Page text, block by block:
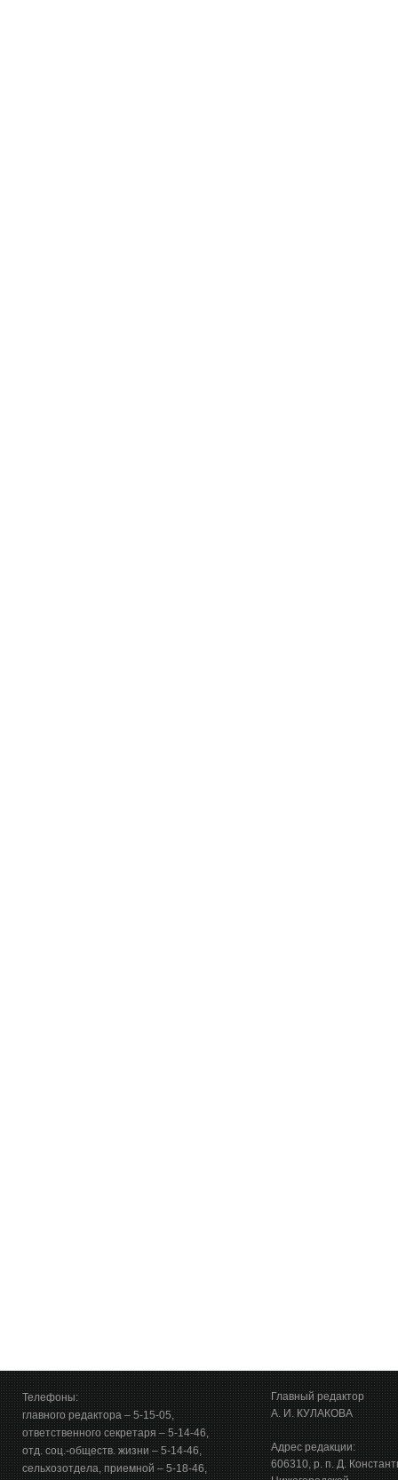
Телефоны:
главного редактора – 5-15-05,
ответственного секретаря – 5-14-46,
отд. соц.-обществ. жизни – 5-14-46,
сельхозотдела, приемной – 5-18-46,
Главный редактор
А. И. КУЛАКОВА
Адрес редакции:
606310, р. п. Д.